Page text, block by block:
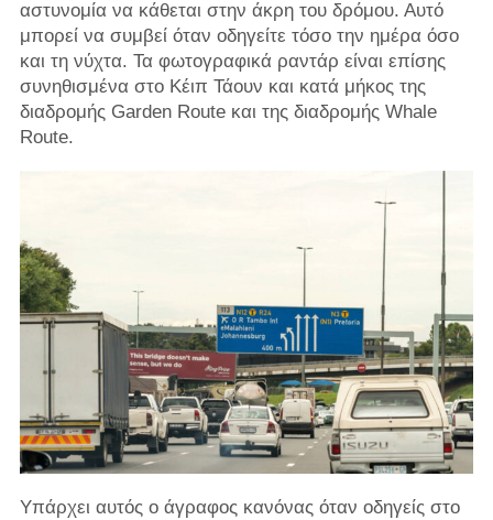
αστυνομία να κάθεται στην άκρη του δρόμου. Αυτό
μπορεί να συμβεί όταν οδηγείτε τόσο την ημέρα όσο
και τη νύχτα. Τα φωτογραφικά ραντάρ είναι επίσης
συνηθισμένα στο Κέιπ Τάουν και κατά μήκος της
διαδρομής Garden Route και της διαδρομής Whale
Route.
Υπάρχει αυτός ο άγραφος κανόνας όταν οδηγείς στο